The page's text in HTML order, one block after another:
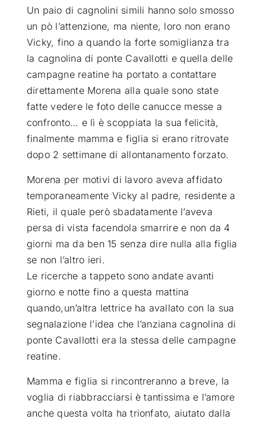
Un paio di cagnolini simili hanno solo smosso
un pò l’attenzione, ma niente, loro non erano
Vicky, fino a quando la forte somiglianza tra
la cagnolina di ponte Cavallotti e quella delle
campagne reatine ha portato a contattare
direttamente Morena alla quale sono state
fatte vedere le foto delle canucce messe a
confronto… e lì è scoppiata la sua felicità,
finalmente mamma e figlia si erano ritrovate
dopo 2 settimane di allontanamento forzato.
Morena per motivi di lavoro aveva affidato
temporaneamente Vicky al padre, residente a
Rieti, il quale però sbadatamente l’aveva
persa di vista facendola smarrire e non da 4
giorni ma da ben 15 senza dire nulla alla figlia
se non l’altro ieri.
Le ricerche a tappeto sono andate avanti
giorno e notte fino a questa mattina
quando,un’altra lettrice ha avallato con la sua
segnalazione l’idea che l’anziana cagnolina di
ponte Cavallotti era la stessa delle campagne
reatine.
Mamma e figlia si rincontreranno a breve, la
voglia di riabbracciarsi è tantissima e l’amore
anche questa volta ha trionfato, aiutato dalla